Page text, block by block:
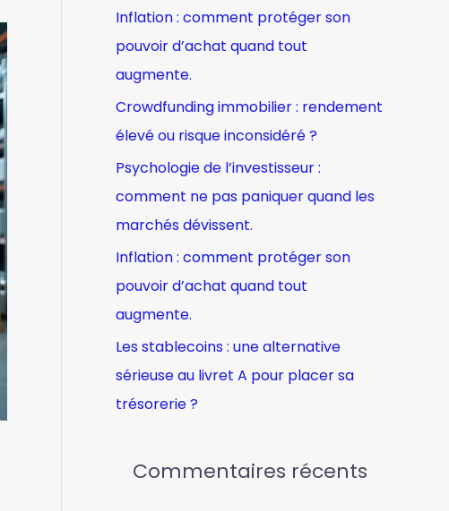
c
e
r
:
Inflation : comment protéger son
pouvoir d’achat quand tout
augmente.
Crowdfunding immobilier : rendement
élevé ou risque inconsidéré ?
Psychologie de l’investisseur :
comment ne pas paniquer quand les
marchés dévissent.
Inflation : comment protéger son
pouvoir d’achat quand tout
augmente.
Les stablecoins : une alternative
sérieuse au livret A pour placer sa
trésorerie ?
Commentaires récents